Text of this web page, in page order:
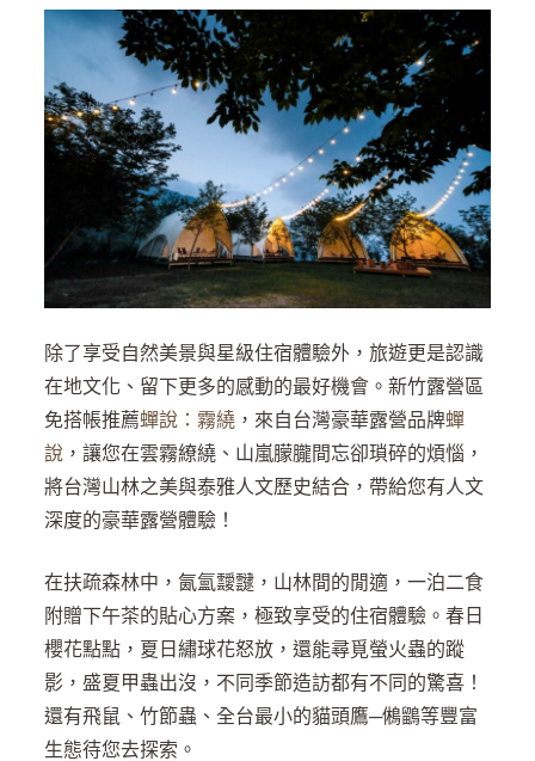
除了享受自然美景與星級住宿體驗外，旅遊更是認識
在地文化、留下更多的感動的最好機會。新竹露營區
免搭帳推薦蟬說：霧繞，來自台灣豪華露營品牌蟬
說，讓您在雲霧繚繞、山嵐朦朧間忘卻瑣碎的煩惱，
將台灣山林之美與泰雅人文歷史結合，帶給您有人文
深度的豪華露營體驗！
在扶疏森林中，氤氳靉靆，山林間的閒適，一泊二食
附贈下午茶的貼心方案，極致享受的住宿體驗。春日
櫻花點點，夏日繡球花怒放，還能尋覓螢火蟲的蹤
影，盛夏甲蟲出沒，不同季節造訪都有不同的驚喜！
還有飛鼠、竹節蟲、全台最小的貓頭鷹─鵂鶹等豐富
生態待您去探索。